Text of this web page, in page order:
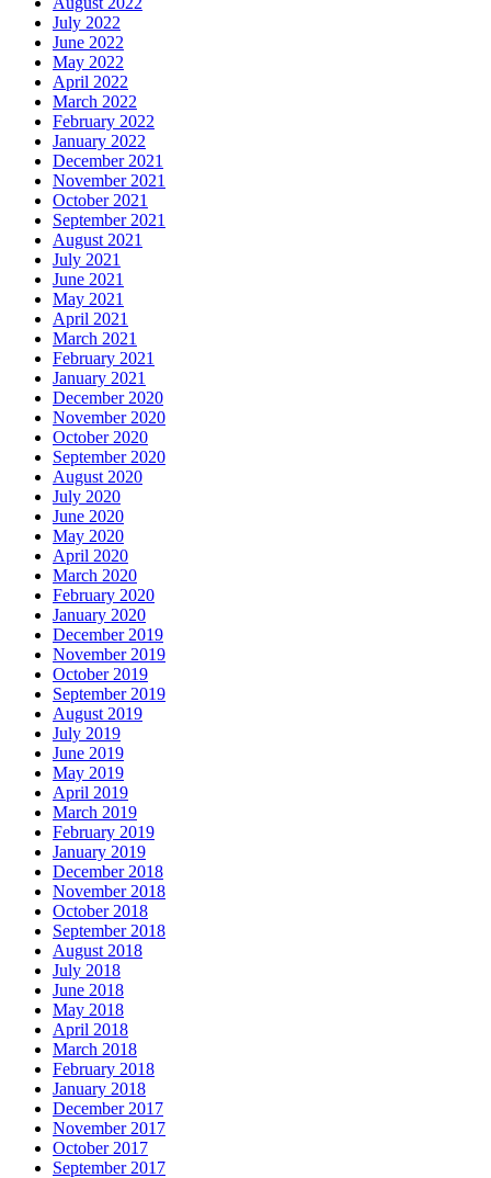
July 2022
June 2022
May 2022
April 2022
March 2022
February 2022
January 2022
December 2021
November 2021
October 2021
September 2021
August 2021
July 2021
June 2021
May 2021
April 2021
March 2021
February 2021
January 2021
December 2020
November 2020
October 2020
September 2020
August 2020
July 2020
June 2020
May 2020
April 2020
March 2020
February 2020
January 2020
December 2019
November 2019
October 2019
September 2019
August 2019
July 2019
June 2019
May 2019
April 2019
March 2019
February 2019
January 2019
December 2018
November 2018
October 2018
September 2018
August 2018
July 2018
June 2018
May 2018
April 2018
March 2018
February 2018
January 2018
December 2017
November 2017
October 2017
September 2017